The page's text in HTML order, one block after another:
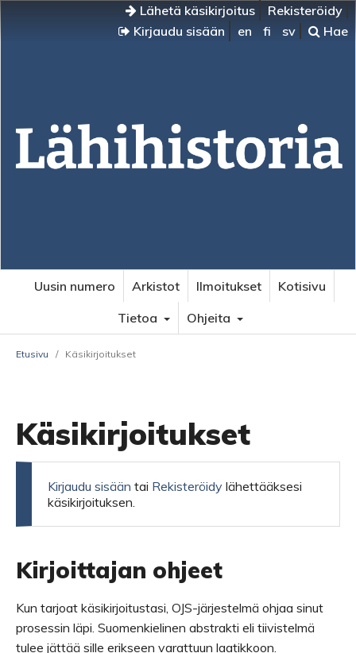
Lähetä käsikirjoitus
Rekisteröidy
Kirjaudu sisään
en fi sv Hae
Uusin numero Arkistot Ilmoitukset
Kotisivu
Tietoa
Ohjeita
Etusivu / Käsikirjoitukset
Käsikirjoitukset
Kirjaudu sisään tai Rekisteröidy lähettääksesi
käsikirjoituksen.
Kirjoittajan ohjeet
Kun tarjoat käsikirjoitustasi, OJS-järjestelmä ohjaa sinut
prosessin läpi. Suomenkielinen abstrakti eli tiivistelmä
tulee jättää sille erikseen varattuun laatikkoon.